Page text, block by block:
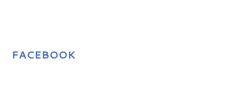
FACEBOOK